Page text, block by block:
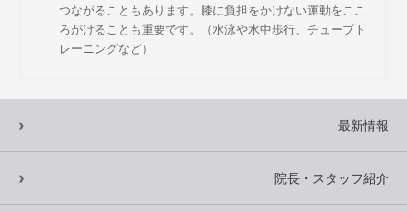
つながることもあります。膝に負担をかけない運動をここ
ろがけることも重要です。（水泳や水中歩行、チューブト
レーニングなど）
最新情報
院長・スタッフ紹介